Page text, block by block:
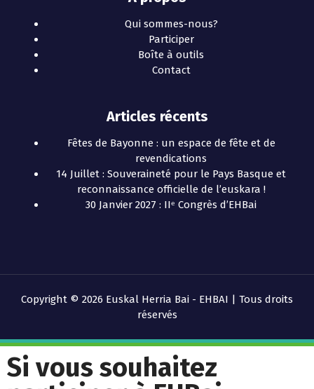
Qui sommes-nous?
Participer
Boîte à outils
Contact
Articles récents
Fêtes de Bayonne : un espace de fête et de
revendications
14 Juillet : Souveraineté pour le Pays Basque et
reconnaissance officielle de l’euskara !
30 Janvier 2027 : IIᵉ Congrès d’EHBai
Copyright © 2026 Euskal Herria Bai - EHBAI | Tous droits
réservés
Si vous souhaitez